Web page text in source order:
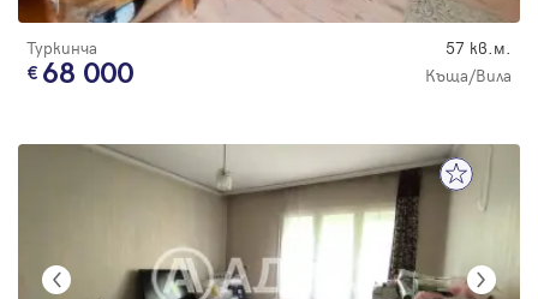
Туркинча 57 кв.м.
68 000 Къща/Вила